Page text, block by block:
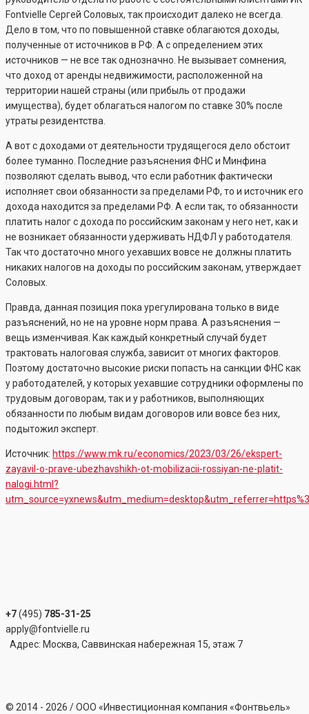
Fontvielle Сергей Соловых, так происходит далеко не всегда.
Дело в том, что по повышенной ставке облагаются доходы,
полученные от источников в РФ. А с определением этих
источников — не все так однозначно. Не вызывает сомнения,
что доход от аренды недвижимости, расположенной на
территории нашей страны (или прибыль от продажи
имущества), будет облагаться налогом по ставке 30% после
утраты резидентства.
А вот с доходами от деятельности трудящегося дело обстоит
более туманно. Последние разъяснения ФНС и Минфина
позволяют сделать вывод, что если работник фактически
исполняет свои обязанности за пределами РФ, то и источник его
дохода находится за пределами РФ. А если так, то обязанности
платить налог с дохода по российским законам у него нет, как и
не возникает обязанности удерживать НДФЛ у работодателя.
Так что достаточно много уехавших вовсе не должны платить
никаких налогов на доходы по российским законам, утверждает
Соловых.
Правда, данная позиция пока урегулирована только в виде
разъяснений, но не на уровне норм права. А разъяснения —
вещь изменчивая. Как каждый конкретный случай будет
трактовать налоговая служба, зависит от многих факторов.
Поэтому достаточно высокие риски попасть на санкции ФНС как
у работодателей, у которых уехавшие сотрудники оформлены по
трудовым договорам, так и у работников, выполняющих
обязанности по любым видам договоров или вовсе без них,
подытожил эксперт.
Источник: https://www.mk.ru/economics/2023/03/26/ekspert-
zayavil-o-prave-ubezhavshikh-ot-mobilizacii-rossiyan-ne-platit-
nalogi.html?
+7(495) 785-31-25
apply@fontvielle.ru
Адрес: Москва, Саввинская набережная 15, этаж 7
© 2014 - 2026 / ООО «Инвестиционная компания «Фонтвьель»